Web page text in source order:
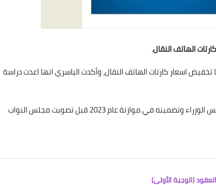
الهاتف النقال.
تخفيض اسعار كارتات الهاتف النقال، وأكدت الياسري انها اعدت دراسة
ان هذا الملف سيطرح في أقرب جلسة لمجلس الوزراء وتضمينه في موازنة عام 2023 قبل تصويت مجلس النواب
(الوجبة الأولى)